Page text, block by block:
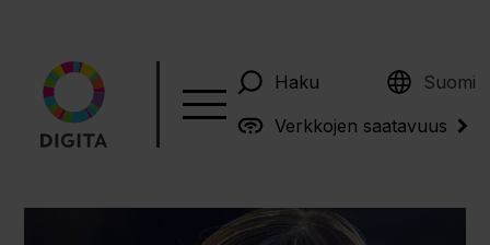
Haku Suomi
English
Verkkojen saatavuus